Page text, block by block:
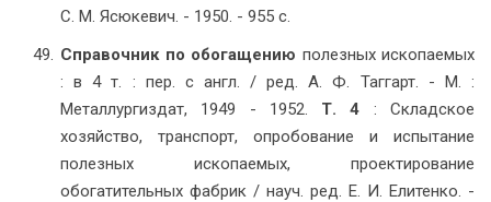
С. М. Ясюкевич. - 1950. - 955 с.
Справочник по обогащению полезных ископаемых
: в 4 т. : пер. с англ. / ред. А. Ф. Таггарт. - М. :
Металлургиздат, 1949 - 1952. Т. 4 : Складское
хозяйство, транспорт, опробование и испытание
полезных ископаемых, проектирование
обогатительных фабрик / науч. ред. Е. И. Елитенко. -